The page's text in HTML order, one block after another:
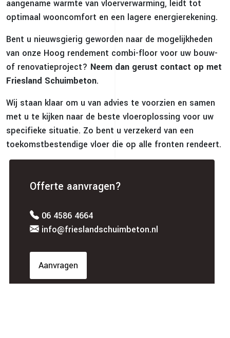
aangename warmte van vloerverwarming, leidt tot
optimaal wooncomfort en een lagere energierekening.
Bent u nieuwsgierig geworden naar de mogelijkheden
van onze Hoog rendement combi-floor voor uw bouw-
of renovatieproject? Neem dan gerust contact op met
Friesland Schuimbeton.
Wij staan klaar om u van advies te voorzien en samen
met u te kijken naar de beste vloeroplossing voor uw
specifieke situatie. Zo bent u verzekerd van een
toekomstbestendige vloer die op alle fronten rendeert.
Offerte aanvragen?
06 4586 4664
info@frieslandschuimbeton.nl
Aanvragen